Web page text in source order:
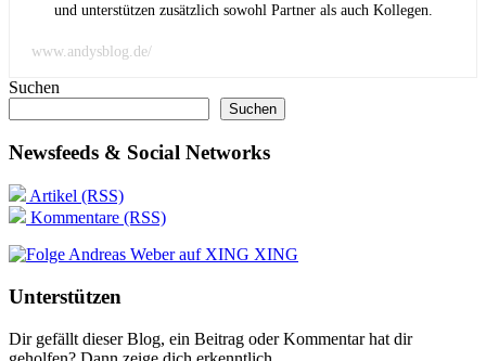
und unterstützen zusätzlich sowohl Partner als auch Kollegen.
www.andysblog.de/
Suchen
Suchen
Newsfeeds & Social Networks
Artikel (RSS)
Kommentare (RSS)
XING
Unterstützen
Dir gefällt dieser Blog, ein Beitrag oder Kommentar hat dir